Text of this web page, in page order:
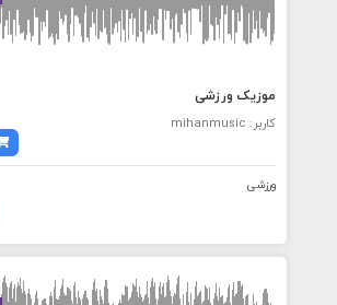
موزیک ورزشی
کاربر: mihanmusic
ورزشی